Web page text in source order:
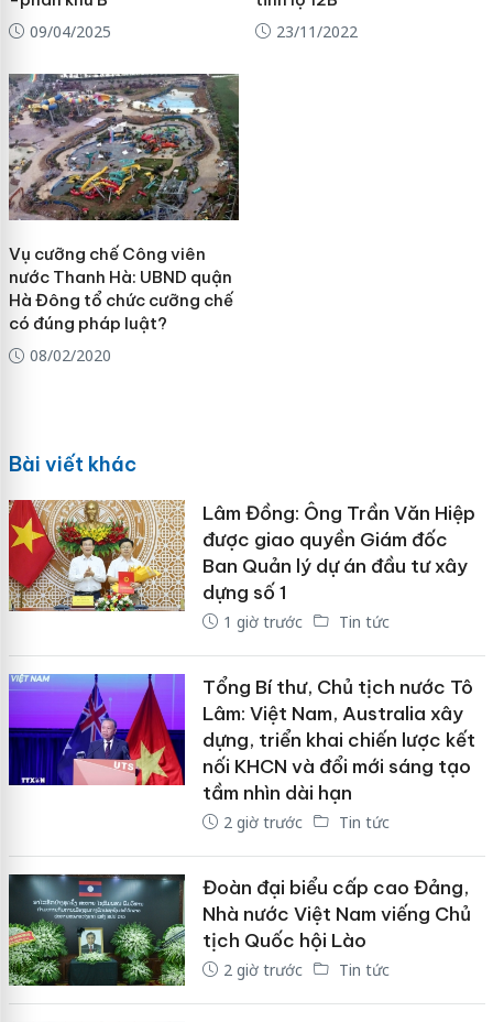
09/04/2025
23/11/2022
Vụ cưỡng chế Công viên
nước Thanh Hà: UBND quận
Hà Đông tổ chức cưỡng chế
có đúng pháp luật?
08/02/2020
Bài viết khác
Lâm Đồng: Ông Trần Văn Hiệp
được giao quyền Giám đốc
Ban Quản lý dự án đầu tư xây
dựng số 1
1 giờ trước Tin tức
Tổng Bí thư, Chủ tịch nước Tô
Lâm: Việt Nam, Australia xây
dựng, triển khai chiến lược kết
nối KHCN và đổi mới sáng tạo
tầm nhìn dài hạn
2 giờ trước Tin tức
Đoàn đại biểu cấp cao Đảng,
Nhà nước Việt Nam viếng Chủ
tịch Quốc hội Lào
2 giờ trước Tin tức